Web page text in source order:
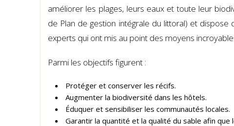
améliorer les plages, leurs eaux et toute leur
de Plan de gestion intégrale du littoral) et dispose
experts qui ont mis au point des moyens
Parmi les objectifs figurent :
Protéger et conserver les récifs.
Augmenter la biodiversité dans les hôtels.
Éduquer et sensibiliser les communautés locales.
Garantir la quantité et la qualité du sable afin